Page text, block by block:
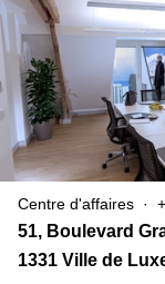
Centre d'affaires
1331 Ville de